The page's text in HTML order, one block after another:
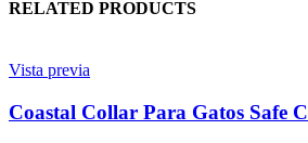
RELATED PRODUCTS
Vista previa
Coastal Collar Para Gatos Safe